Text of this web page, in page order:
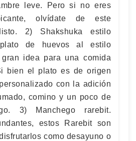
leve. Pero si no eres
olvídate de este
2) Shakshuka estilo
de huevos al estilo
idea para una comida
bien el plato es de origen
con la adición
comino y un poco de
3) Manchego rarebit.
estos Rarebit son
como desayuno o